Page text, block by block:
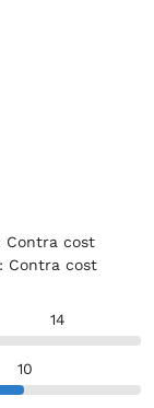
: Contra cost
: Contra cost
14
10